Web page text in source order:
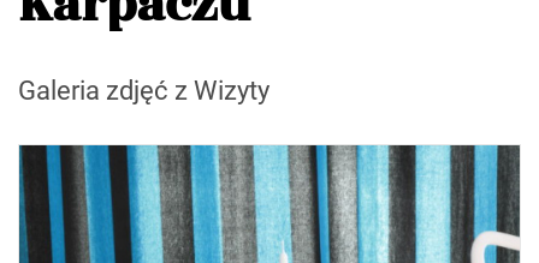
Galeria zdjęć z Wizyty